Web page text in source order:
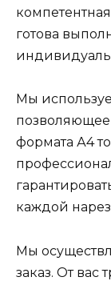
готова
Мы
позволяющее
формата А4
каждой
Мы
заказ. От вас